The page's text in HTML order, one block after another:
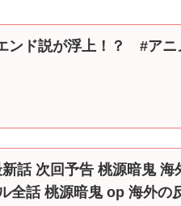
ンド説が浮上！？ #アニ
話 次回予告 桃源暗鬼
全話 桃源暗鬼 op 海外の